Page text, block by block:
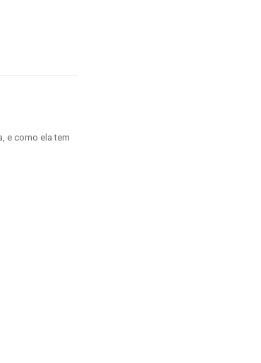
e como ela tem